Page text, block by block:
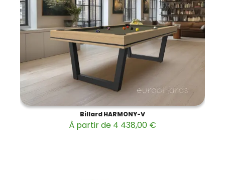
Billard HARMONY-V
À partir de 4 438,00 €